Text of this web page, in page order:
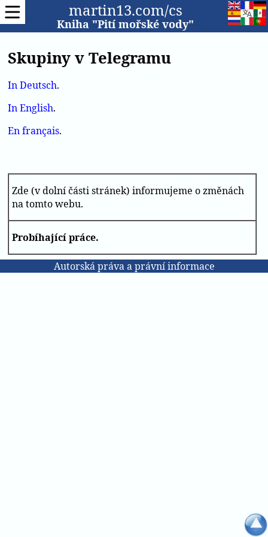
martin13.com/cs
Kniha "Pití mořské vody"
Skupiny v Telegramu
In Deutsch.
In English.
En français.
Zde (v dolní části stránek) informujeme o změnách
na tomto webu.
Probíhající práce.
Autorská práva a právní informace